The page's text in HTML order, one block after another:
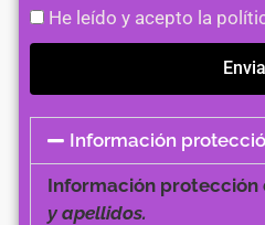
He leído y acepto la
Información
Información protección
y apellidos.